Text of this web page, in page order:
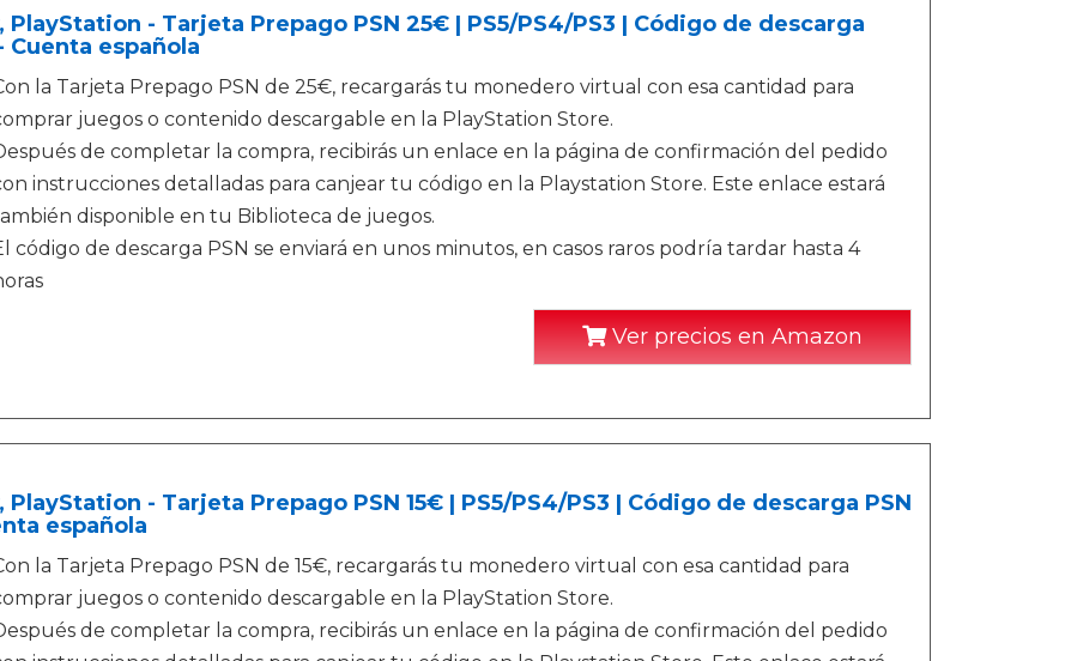
PlayStation - Tarjeta Prepago PSN 25€ | PS5/PS4/PS3 | Código de descarga
Cuenta española
la Tarjeta Prepago PSN de 25€, recargarás tu monedero virtual con esa cantidad para
juegos o contenido descargable en la PlayStation Store.
de completar la compra, recibirás un enlace en la página de confirmación del pedido
instrucciones detalladas para canjear tu código en la Playstation Store. Este enlace estará
disponible en tu Biblioteca de juegos.
código de descarga PSN se enviará en unos minutos, en casos raros podría tardar hasta 4
Ver precios en Amazon
PlayStation - Tarjeta Prepago PSN 15€ | PS5/PS4/PS3 | Código de descarga PSN
española
la Tarjeta Prepago PSN de 15€, recargarás tu monedero virtual con esa cantidad para
juegos o contenido descargable en la PlayStation Store.
de completar la compra, recibirás un enlace en la página de confirmación del pedido